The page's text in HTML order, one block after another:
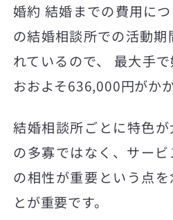
婚約 結婚までの費用に
の結婚相談所での活動
れているので、 最大手で
おおよそ636,000円がか
結婚相談所ごとに特色
の多寡ではなく、サー
の相性が重要という点
とが重要です。